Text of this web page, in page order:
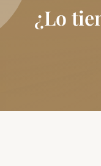
¿Lo